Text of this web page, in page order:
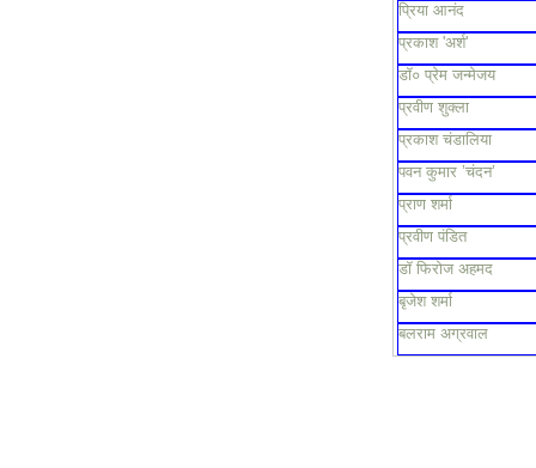
प्रिया आनंद
प्रकाश 'अर्श'
डॉ० प्रेम जन्मेजय
प्रवीण शुक्ला
प्रकाश चंडालिया
पवन कुमार ’चंदन’
प्राण शर्मा
प्रवीण पंडित
डॉ फिरोज अहमद
बृजेश शर्मा
बलराम अग्रवाल